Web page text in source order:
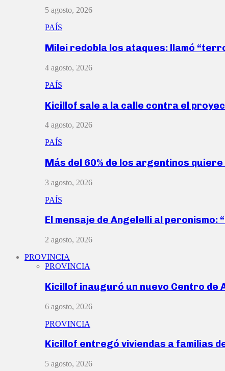
5 agosto, 2026
PAÍS
Milei redobla los ataques: llamó
4 agosto, 2026
PAÍS
Kicillof sale a la calle contra el
4 agosto, 2026
PAÍS
Más del 60% de los argentinos
3 agosto, 2026
PAÍS
El mensaje de Angelelli al peronismo:
2 agosto, 2026
PROVINCIA
PROVINCIA
Kicillof inauguró un nuevo Centro de
6 agosto, 2026
PROVINCIA
Kicillof entregó viviendas a familias
5 agosto, 2026